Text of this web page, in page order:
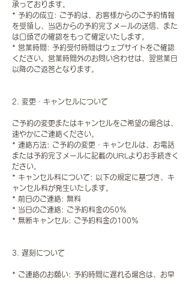
承っております。
* 予約の成立: ご予約は、お客様からのご予約情報
を受領し、当店からの予約完了メールの送信、また
は口頭での確認をもって確定いたします。
* 営業時間: 予約受付時間はウェブサイトをご確認
ください。営業時間外のお問い合わせは、翌営業日
以降のご返答となります。
2. 変更・キャンセルについて
ご予約の変更またはキャンセルをご希望の場合は、
速やかにご連絡ください。
* 連絡方法: ご予約の変更・キャンセルは、お電話
または予約完了メールに記載のURLよりお手続きく
ださい。
* キャンセル料について: 以下の規定に基づき、キ
ャンセル料が発生いたします。
* 前日のご連絡: 無料
* 当日のご連絡: ご予約料金の50%
* 無断キャンセル: ご予約料金の100%
3. 遅刻について
* ご連絡のお願い: 予約時間に遅れる場合は、お早